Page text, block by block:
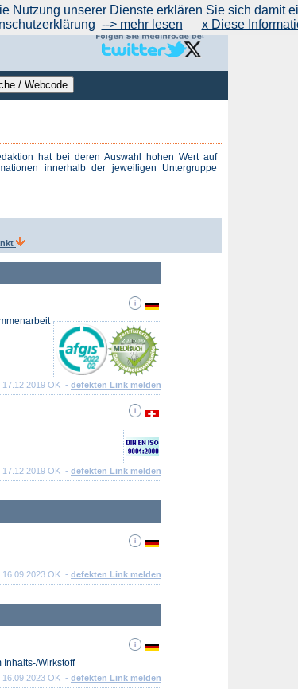
hat bei deren Auswahl hohen Wert auf
innerhalb der jeweiligen Untergruppe
17.12.2019 OK - defekten Link melden
17.12.2019 OK - defekten Link melden
16.09.2023 OK - defekten Link melden
Wirkstoff
16.09.2023 OK - defekten Link melden
hinzufügen (Gratis!)|über Medinfo|Feedback
unserer Dienste erklären Sie sich damit
--> mehr lesen x Diese